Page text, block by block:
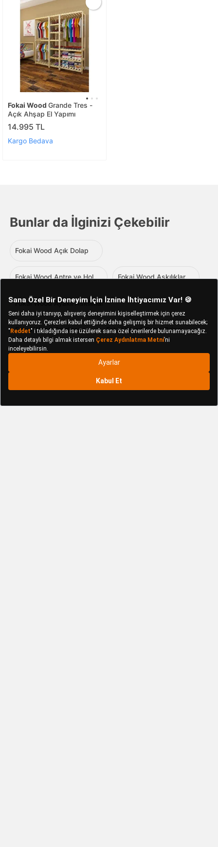
Fokai Wood Grande Tres -
Açık Ahşap El Yapımı
14.995 TL
Kargo Bedava
Bunlar da İlginizi Çekebilir
Fokai Wood Açık Dolap
Fokai Wood Antre ve Hol Fokai Wood Askılıklar
Fokai Wood Ayaklı Askılıklar
Fokai Wood Gardırop Fokai Wood Genç Odası
Fokai Wood Genç Odası Gardıropları
Fokai Wood Salon ve Oturma Odası
Fokai Wood TV Sehpası